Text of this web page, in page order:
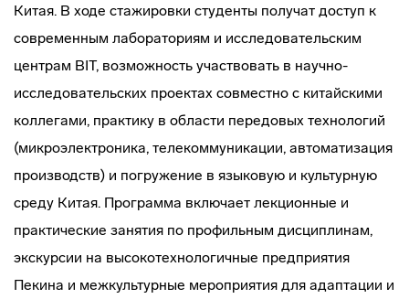
Китая. В ходе стажировки студенты получат доступ к
современным лабораториям и исследовательским
центрам BIT, возможность участвовать в научно-
исследовательских проектах совместно с китайскими
коллегами, практику в области передовых технологий
(микроэлектроника, телекоммуникации, автоматизация
производств) и погружение в языковую и культурную
среду Китая. Программа включает лекционные и
практические занятия по профильным дисциплинам,
экскурсии на высокотехнологичные предприятия
Пекина и межкультурные мероприятия для адаптации и